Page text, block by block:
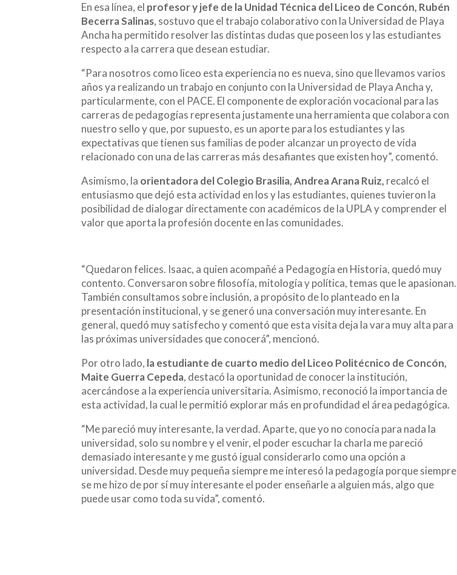
En esa línea, el profesor y jefe de la Unidad Técnica del Liceo de Concón, Rubén
Becerra Salinas, sostuvo que el trabajo colaborativo con la Universidad de Playa
Ancha ha permitido resolver las distintas dudas que poseen los y las estudiantes
respecto a la carrera que desean estudiar.
“Para nosotros como liceo esta experiencia no es nueva, sino que llevamos varios
años ya realizando un trabajo en conjunto con la Universidad de Playa Ancha y,
particularmente, con el PACE. El componente de exploración vocacional para las
carreras de pedagogías representa justamente una herramienta que colabora con
nuestro sello y que, por supuesto, es un aporte para los estudiantes y las
expectativas que tienen sus familias de poder alcanzar un proyecto de vida
relacionado con una de las carreras más desafiantes que existen hoy”, comentó.
Asimismo, la orientadora del Colegio Brasilia, Andrea Arana Ruiz, recalcó el
entusiasmo que dejó esta actividad en los y las estudiantes, quienes tuvieron la
posibilidad de dialogar directamente con académicos de la UPLA y comprender el
valor que aporta la profesión docente en las comunidades.
“Quedaron felices. Isaac, a quien acompañé a Pedagogía en Historia, quedó muy
contento. Conversaron sobre filosofía, mitología y política, temas que le apasionan.
También consultamos sobre inclusión, a propósito de lo planteado en la
presentación institucional, y se generó una conversación muy interesante. En
general, quedó muy satisfecho y comentó que esta visita deja la vara muy alta para
las próximas universidades que conocerá”, mencionó.
Por otro lado, la estudiante de cuarto medio del Liceo Politécnico de Concón,
Maite Guerra Cepeda, destacó la oportunidad de conocer la institución,
acercándose a la experiencia universitaria. Asimismo, reconoció la importancia de
esta actividad, la cual le permitió explorar más en profundidad el área pedagógica.
“Me pareció muy interesante, la verdad. Aparte, que yo no conocía para nada la
universidad, solo su nombre y el venir, el poder escuchar la charla me pareció
demasiado interesante y me gustó igual considerarlo como una opción a
universidad. Desde muy pequeña siempre me interesó la pedagogía porque siempre
se me hizo de por sí muy interesante el poder enseñarle a alguien más, algo que
puede usar como toda su vida”, comentó.